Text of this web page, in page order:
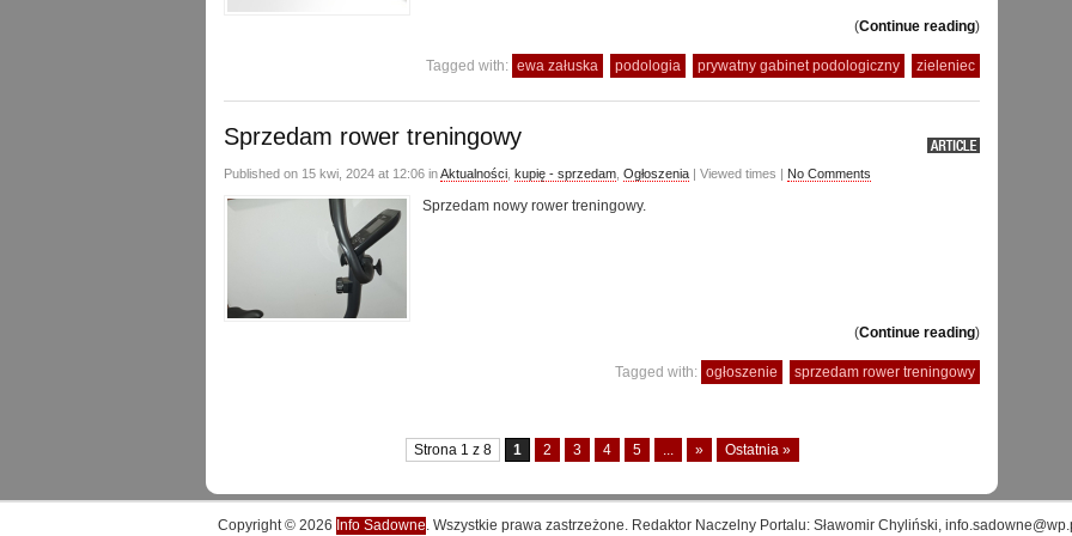
(Continue reading)
Tagged with: ewa załuska podologia prywatny gabinet podologiczny zieleniec
Sprzedam rower treningowy
Published on 15 kwi, 2024 at 12:06 inAktualności kupię - sprzedam Ogłoszenia | Viewed times | No Comments
Sprzedam nowy rower treningowy.
(Continue reading)
Tagged with: ogłoszenie sprzedam rower treningowy
Strona 1 z 8 1 2 3 4 5 ... » Ostatnia »
Copyright © 2026 Info Sadowne. Wszystkie prawa zastrzeżone. Redaktor Naczelny Portalu: Sławomir Chyliński,